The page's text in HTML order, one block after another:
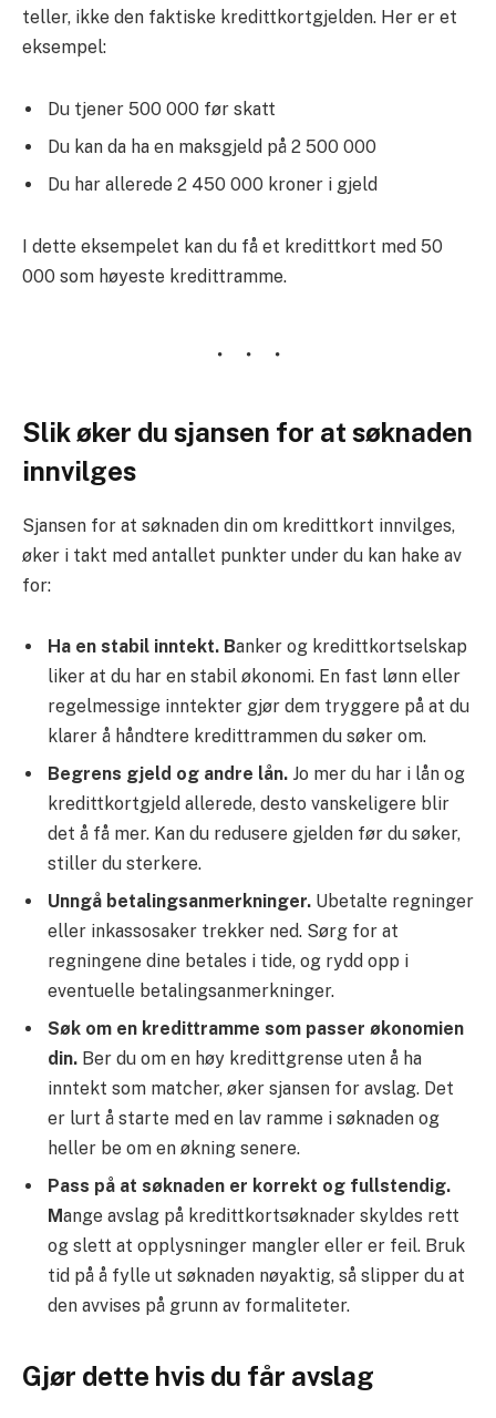
teller, ikke den faktiske kredittkortgjelden. Her er et
eksempel:
Du tjener 500 000 før skatt
Du kan da ha en maksgjeld på 2 500 000
Du har allerede 2 450 000 kroner i gjeld
I dette eksempelet kan du få et kredittkort med 50
000 som høyeste kredittramme.
Slik øker du sjansen for at søknaden
innvilges
Sjansen for at søknaden din om kredittkort innvilges,
øker i takt med antallet punkter under du kan hake av
for:
Ha en stabil inntekt. Banker og kredittkortselskap
liker at du har en stabil økonomi. En fast lønn eller
regelmessige inntekter gjør dem tryggere på at du
klarer å håndtere kredittrammen du søker om.
Begrens gjeld og andre lån. Jo mer du har i lån og
kredittkortgjeld allerede, desto vanskeligere blir
det å få mer. Kan du redusere gjelden før du søker,
stiller du sterkere.
Unngå betalingsanmerkninger. Ubetalte regninger
eller inkassosaker trekker ned. Sørg for at
regningene dine betales i tide, og rydd opp i
eventuelle betalingsanmerkninger.
Søk om en kredittramme som passer økonomien
din. Ber du om en høy kredittgrense uten å ha
inntekt som matcher, øker sjansen for avslag. Det
er lurt å starte med en lav ramme i søknaden og
heller be om en økning senere.
Pass på at søknaden er korrekt og fullstendig.
Mange avslag på kredittkortsøknader skyldes rett
og slett at opplysninger mangler eller er feil. Bruk
tid på å fylle ut søknaden nøyaktig, så slipper du at
den avvises på grunn av formaliteter.
Gjør dette hvis du får avslag